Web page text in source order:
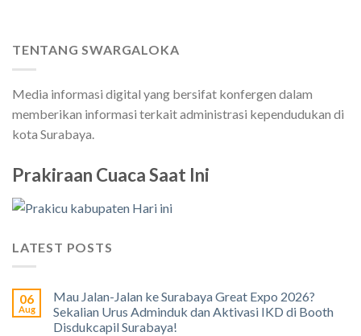
TENTANG SWARGALOKA
Media informasi digital yang bersifat konfergen dalam
memberikan informasi terkait administrasi kependudukan di
kota Surabaya.
Prakiraan Cuaca Saat Ini
LATEST POSTS
06
Aug
Mau Jalan-Jalan ke Surabaya Great Expo 2026?
Sekalian Urus Adminduk dan Aktivasi IKD di Booth
Disdukcapil Surabaya!